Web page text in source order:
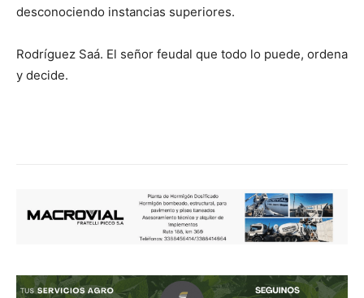
desconociendo instancias superiores.
Rodríguez Saá. El señor feudal que todo lo puede, ordena
y decide.